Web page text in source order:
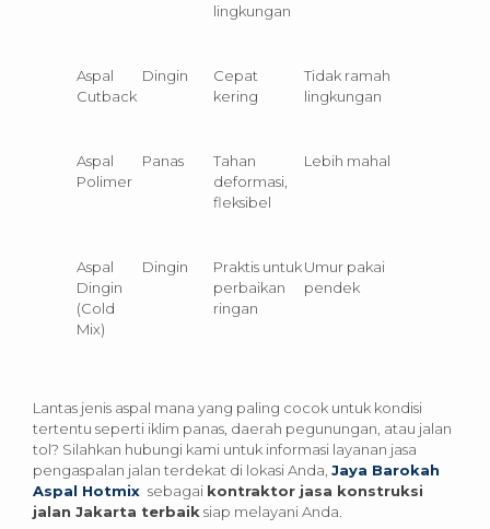
lingkungan
Aspal
Cutback
Dingin
Cepat
kering
Tidak ramah
lingkungan
Aspal
Polimer
Panas
Tahan
deformasi,
fleksibel
Lebih mahal
Aspal
Dingin
(Cold
Mix)
Dingin
Praktis untuk
perbaikan
ringan
Umur pakai
pendek
Lantas jenis aspal mana yang paling cocok untuk kondisi
tertentu seperti iklim panas, daerah pegunungan, atau jalan
tol? Silahkan hubungi kami untuk informasi layanan jasa
pengaspalan jalan terdekat di lokasi Anda, Jaya Barokah
Aspal Hotmix sebagai kontraktor jasa konstruksi
jalan Jakarta terbaik siap melayani Anda.